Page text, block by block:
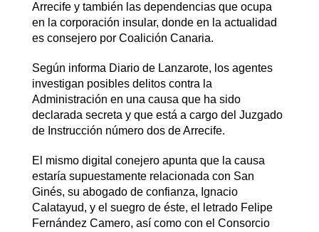
Arrecife y también las dependencias que ocupa
en la corporación insular, donde en la actualidad
es consejero por Coalición Canaria.
Según informa Diario de Lanzarote, los agentes
investigan posibles delitos contra la
Administración en una causa que ha sido
declarada secreta y que está a cargo del Juzgado
de Instrucción número dos de Arrecife.
El mismo digital conejero apunta que la causa
estaría supuestamente relacionada con San
Ginés, su abogado de confianza, Ignacio
Calatayud, y el suegro de éste, el letrado Felipe
Fernández Camero, así como con el Consorcio